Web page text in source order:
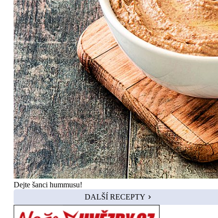
Dejte šanci hummusu!
DALŠÍ RECEPTY